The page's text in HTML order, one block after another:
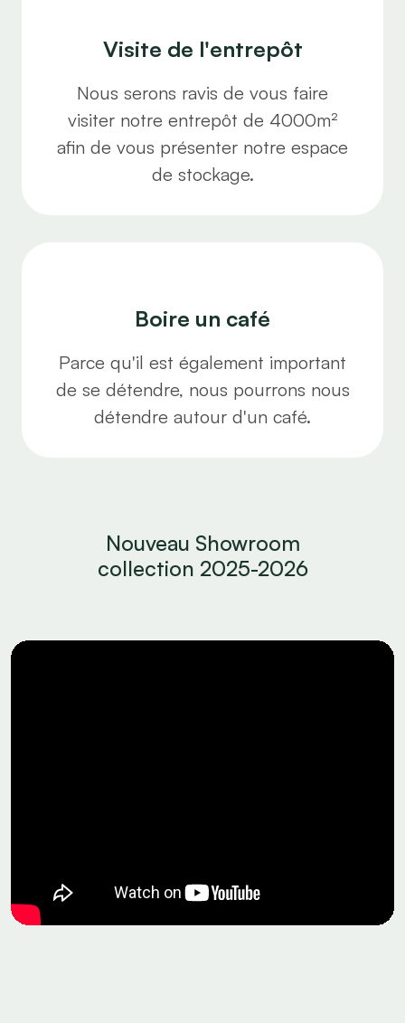
Visite de l'entrepôt
Nous serons ravis de vous faire
visiter notre entrepôt de 4000m²
afin de vous présenter notre espace
de stockage.
Boire un café
Parce qu'il est également important
de se détendre, nous pourrons nous
détendre autour d'un café.
Nouveau Showroom
collection 2025-2026